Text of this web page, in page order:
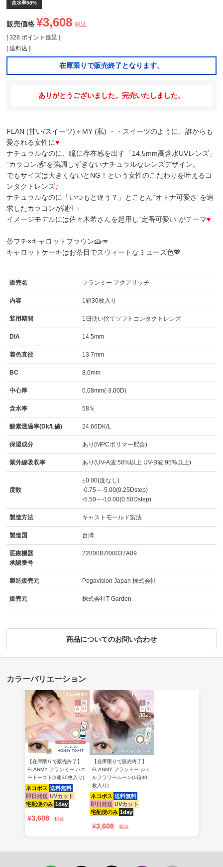
含水率58%
販売価格 ¥3,608 税込
[ 328 ポイント進呈 ]
送料込
在庫限りで販売終了となります。
ありがとうございました。完売いたしました。
FLAN (甘い/スイーツ)＋MY (私) ・・スイーツのように、誰からも
愛される女性に♥
ナチュラルなのに、瞳に存在感を出す「14.5mm高含水UVレンズ」
“カラコン感”を強調しずぎないナチュラルなレンズデザイン。
でもサイズは大きくないとNG！という女性のこだわりを叶えるコ
ンタクトレンズ♪
ナチュラルなのに「いつもと違う？」とことん“オトナ可愛さ”を追
求したカラコンが誕生✨
イメージモデルには佐々木希さんを起用し“定番可愛い”がテーマ♥
茶フチ×キャロットブラウン🍰🥕
キャロットケーキはお茶目でスウィートなミューズ色💖
販売名 フランミー アクアリッチ
内容 1箱30枚入り
装用期間 1日使い捨てソフトコンタクトレンズ
DIA 14.5mm
着色直径 13.7mm
BC 8.6mm
中心厚 0.08mm(-3.00D)
含水率 58％
酸素透過率(Dk/L値) 24.66DK/L
保湿成分 あり(MPCポリマー配合)
紫外線吸収率 あり(UV-A波:50%以上 UV-B波:95%以上)
度数
±0.00(度なし)
-0.75～-5.00(0.25Dstep)
-5.50～-10.00(0.50Dstep)
製造方法 キャストモールド製法
製造国 台湾
医療機器
承認番号
22800BZI00037A09
製造販売元 Pegavision Japan 株式会社
販売元 株式会社T-Garden
商品についてのお問い合わせ
【在庫限りで販売終了】
FLANMY フランミー ハニ
ートースト(1箱30枚入り)
ネコポス 送料無料
即日発送 UVカット
宅配便のみ 1day
¥3,608 税込
【在庫限りで販売終了】
FLANMY フランミー シェ
ルフラワームーン(1箱30
枚入り)
ネコポス 送料無料
即日発送 UVカット
宅配便のみ 1day
¥3,608 税込